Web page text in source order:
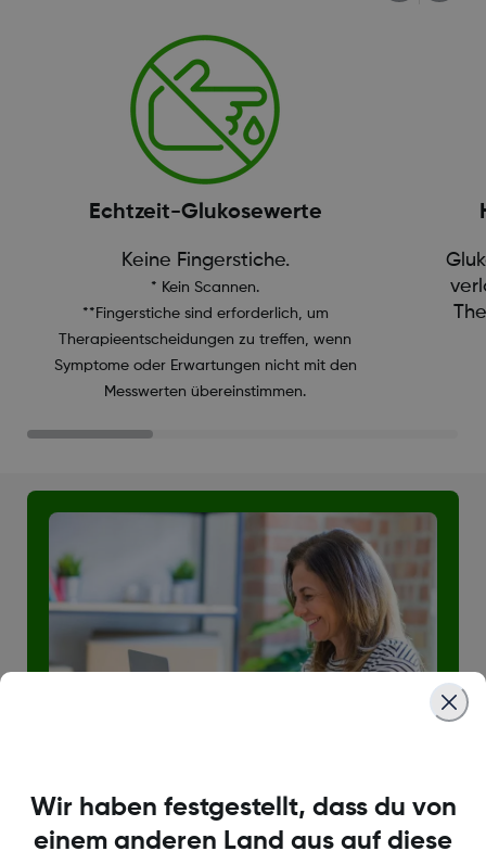
Echtzeit-Glukosewerte
Keine Fingerstiche.
* Kein Scannen.
**Fingerstiche sind erforderlich, um
Therapieentscheidungen zu treffen, wenn
Symptome oder Erwartungen nicht mit den
Messwerten übereinstimmen.
Produkttraining
Wir haben festgestellt, dass du von
einem anderen Land aus auf diese